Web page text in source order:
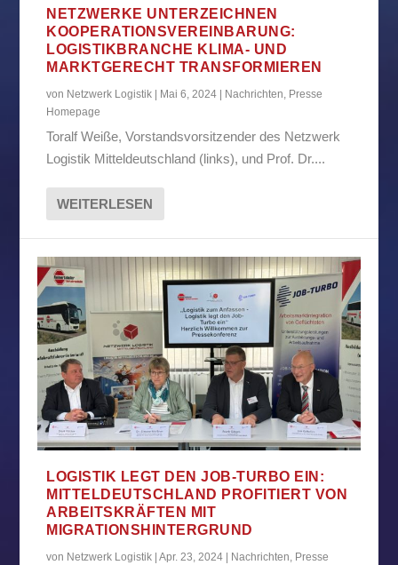
NETZWERKE UNTERZEICHNEN
KOOPERATIONSVEREINBARUNG:
LOGISTIKBRANCHE KLIMA- UND
MARKTGERECHT TRANSFORMIEREN
von Netzwerk Logistik Mai 6, 2024 Nachrichten, Presse
Homepage
Toralf Weiße, Vorstandsvorsitzender des Netzwerk
Logistik Mitteldeutschland (links), und Prof. Dr....
WEITERLESEN
LOGISTIK LEGT DEN JOB-TURBO EIN:
MITTELDEUTSCHLAND PROFITIERT VON
ARBEITSKRÄFTEN MIT
MIGRATIONSHINTERGRUND
von Netzwerk Logistik |Apr. 23, 2024 Nachrichten, Presse